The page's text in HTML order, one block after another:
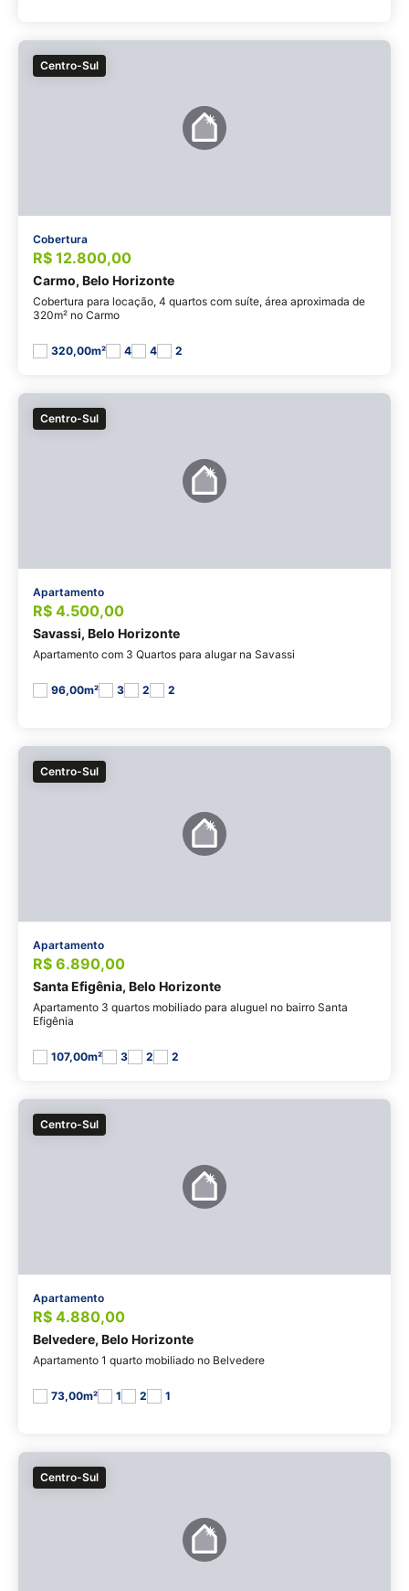
Centro-Sul
Cobertura
R$ 12.800,00
Carmo, Belo Horizonte
Cobertura para locação, 4 quartos com suíte, área aproximada de
320m² no Carmo
320,00m² 4 4 2
Centro-Sul
Apartamento
R$ 4.500,00
Savassi, Belo Horizonte
Apartamento com 3 Quartos para alugar na Savassi
96,00m² 3 2 2
Centro-Sul
Apartamento
R$ 6.890,00
Santa Efigênia, Belo Horizonte
Apartamento 3 quartos mobiliado para aluguel no bairro Santa
Efigênia
107,00m² 3 2 2
Centro-Sul
Apartamento
R$ 4.880,00
Belvedere, Belo Horizonte
Apartamento 1 quarto mobiliado no Belvedere
73,00m² 1 2 1
Centro-Sul